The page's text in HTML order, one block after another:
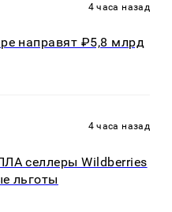
4 часа назад
направят ₽5,8 млрд
4 часа назад
селлеры Wildberries
льготы